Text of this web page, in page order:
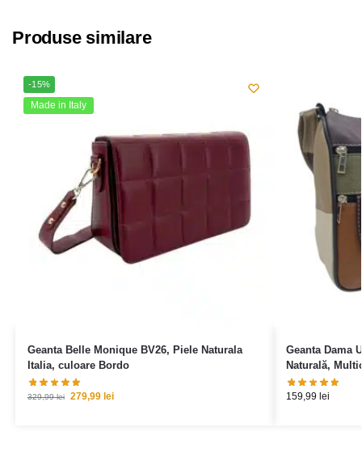
Produse similare
-15%
Made in Italy
Geanta Belle Monique BV26, Piele Naturala
Italia, culoare Bordo
329,99lei 279,99 lei
Geanta Dama
Naturală,
159,99 lei